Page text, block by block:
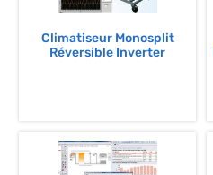
Climatiseur Monosplit
Réversible Inverter